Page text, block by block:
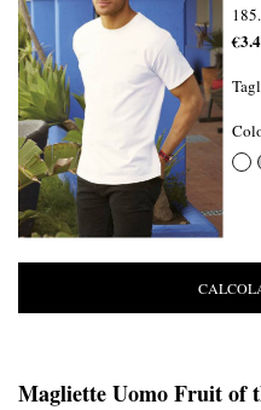
Magliette Uomo Fruit of